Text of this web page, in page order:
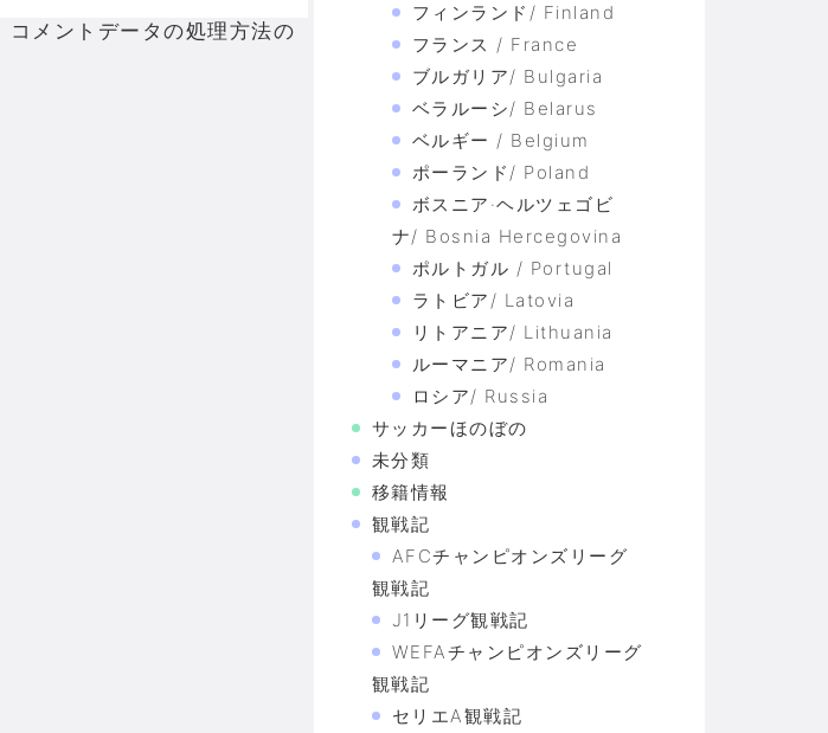
コメントデータの処理方法の
フィンランド/ Finland
フランス / France
ブルガリア/ Bulgaria
ベラルーシ/ Belarus
ベルギー / Belgium
ポーランド/ Poland
ボスニア·ヘルツェゴビ
ナ/ Bosnia Hercegovina
ポルトガル / Portugal
ラトビア/ Latovia
リトアニア/ Lithuania
ルーマニア/ Romania
ロシア/ Russia
サッカーほのぼの
未分類
移籍情報
観戦記
AFCチャンピオンズリーグ
観戦記
J1リーグ観戦記
WEFAチャンピオンズリーグ
観戦記
セリエA観戦記